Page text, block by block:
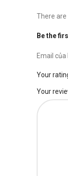
There are
Be the
Email
Your
Your